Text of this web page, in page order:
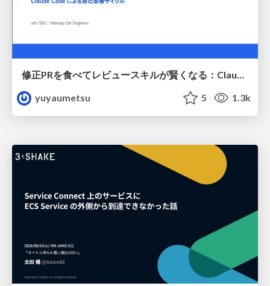
修正PRを食べてレビュースキルが賢くなる：Claude Codeによる自己改善サイクル
yuyaumetsu
5 1.3k